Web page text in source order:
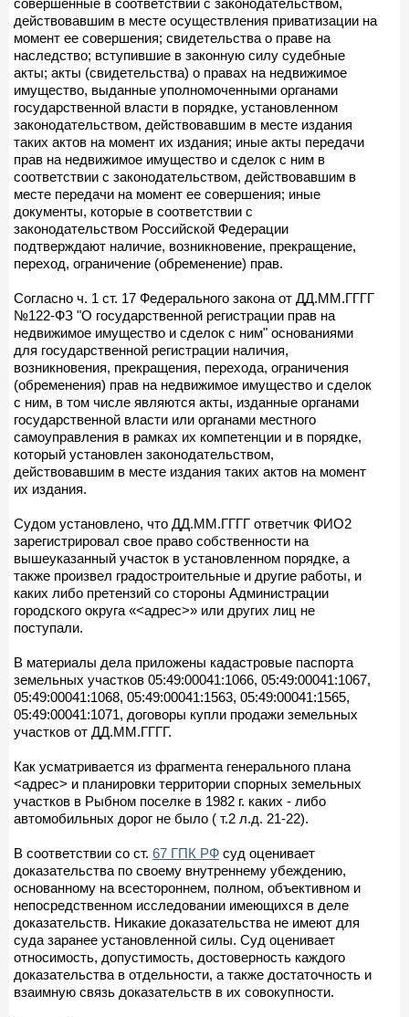
действовавшим в месте осуществления приватизации на
момент ее совершения; свидетельства о праве на
наследство; вступившие в законную силу судебные
акты; акты (свидетельства) о правах на недвижимое
имущество, выданные уполномоченными органами
государственной власти в порядке, установленном
законодательством, действовавшим в месте издания
таких актов на момент их издания; иные акты передачи
прав на недвижимое имущество и сделок с ним в
соответствии с законодательством, действовавшим в
месте передачи на момент ее совершения; иные
документы, которые в соответствии с
законодательством Российской Федерации
подтверждают наличие, возникновение, прекращение,
переход, ограничение (обременение) прав.
Согласно ч. 1 ст. 17 Федерального закона от ДД.ММ.ГГГГ
№122-ФЗ "О государственной регистрации прав на
недвижимое имущество и сделок с ним" основаниями
для государственной регистрации наличия,
возникновения, прекращения, перехода, ограничения
(обременения) прав на недвижимое имущество и сделок
с ним, в том числе являются акты, изданные органами
государственной власти или органами местного
самоуправления в рамках их компетенции и в порядке,
который установлен законодательством,
действовавшим в месте издания таких актов на момент
их издания.
Судом установлено, что ДД.ММ.ГГГГ ответчик ФИО2
зарегистрировал свое право собственности на
вышеуказанный участок в установленном порядке, а
также произвел градостроительные и другие работы, и
каких либо претензий со стороны Администрации
городского округа «<адрес>» или других лиц не
поступали.
В материалы дела приложены кадастровые паспорта
земельных участков 05:49:00041:1066, 05:49:00041:1067,
05:49:00041:1068, 05:49:00041:1563, 05:49:00041:1565,
05:49:00041:1071, договоры купли продажи земельных
участков от ДД.ММ.ГГГГ.
Как усматривается из фрагмента генерального плана
<адрес> и планировки территории спорных земельных
участков в Рыбном поселке в 1982 г. каких - либо
автомобильных дорог не было ( т.2 л.д. 21-22).
В соответствии со ст. 67 ГПК РФ суд оценивает
доказательства по своему внутреннему убеждению,
основанному на всестороннем, полном, объективном и
непосредственном исследовании имеющихся в деле
доказательств. Никакие доказательства не имеют для
суда заранее установленной силы. Суд оценивает
относимость, допустимость, достоверность каждого
доказательства в отдельности, а также достаточность и
взаимную связь доказательств в их совокупности.